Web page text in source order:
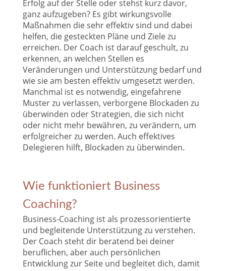
Erfolg auf der Stelle oder stehst kurz davor,
ganz aufzugeben? Es gibt wirkungsvolle
Maßnahmen die sehr effektiv sind und dabei
helfen, die gesteckten Pläne und Ziele zu
erreichen. Der Coach ist darauf geschult, zu
erkennen, an welchen Stellen es
Veränderungen und Unterstützung bedarf und
wie sie am besten effektiv umgesetzt werden.
Manchmal ist es notwendig, eingefahrene
Muster zu verlassen, verborgene Blockaden zu
überwinden oder Strategien, die sich nicht
oder nicht mehr bewähren, zu verändern, um
erfolgreicher zu werden. Auch effektives
Delegieren hilft, Blockaden zu überwinden.
Wie funktioniert Business
Coaching?
Business-Coaching ist als prozessorientierte
und begleitende Unterstützung zu verstehen.
Der Coach steht dir beratend bei deiner
beruflichen, aber auch persönlichen
Entwicklung zur Seite und begleitet dich, damit